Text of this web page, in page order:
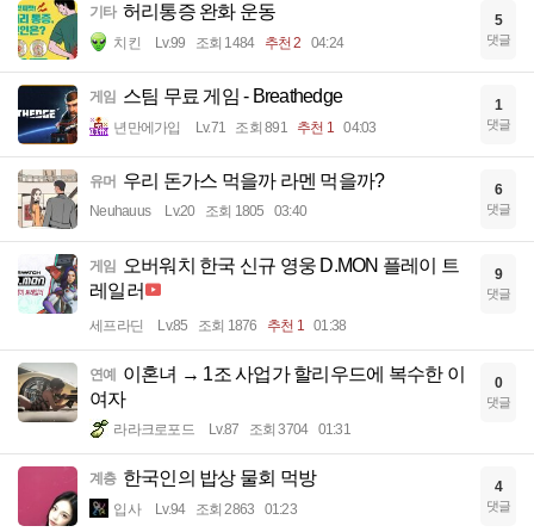
기타 허리통증 완화 운동
치킨 Lv.99 조회 1484 추천 2 04:24
5
댓글
게임 스팀 무료 게임 - Breathedge
년만에가입 Lv.71 조회 891 추천 1 04:03
1
댓글
유머 우리 돈가스 먹을까 라멘 먹을까?
Neuhauus Lv.20 조회 1805 03:40
6
댓글
게임
오버워치 한국 신규 영웅 D.MON 플레이 트
레일러
세프라딘 Lv.85 조회 1876 추천 1 01:38
9
댓글
연예
이혼녀 → 1조 사업가 할리우드에 복수한 이
여자
라라크로포드 Lv.87 조회 3704 01:31
0
댓글
계층 한국인의 밥상 물회 먹방
입사 Lv.94 조회 2863 01:23
4
댓글